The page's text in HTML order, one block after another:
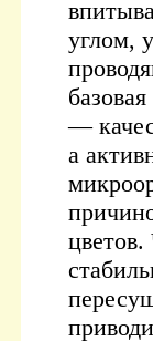
углом,
—
а